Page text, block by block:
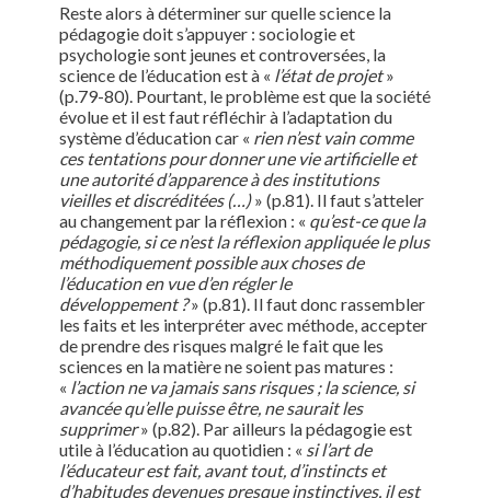
Reste alors à déterminer sur quelle science la
pédagogie doit s’appuyer : sociologie et
psychologie sont jeunes et controversées, la
science de l’éducation est à « l’état de projet»
(p.79-80). Pourtant, le problème est que la société
évolue et il est faut réfléchir à l’adaptation du
système d’éducation car « rien n’est vain comme
ces tentations pour donner une vie artificielle et
une autorité d’apparence à des institutions
vieilles et discréditées (…)» (p.81). Il faut s’atteler
au changement par la réflexion : « qu’est-ce que la
pédagogie, si ce n’est la réflexion appliquée le plus
méthodiquement possible aux choses de
l’éducation en vue d’en régler le
développement ?» (p.81). Il faut donc rassembler
les faits et les interpréter avec méthode, accepter
de prendre des risques malgré le fait que les
sciences en la matière ne soient pas matures :
« l’action ne va jamais sans risques ; la science, si
avancée qu’elle puisse être, ne saurait les
supprimer» (p.82). Par ailleurs la pédagogie est
utile à l’éducation au quotidien : « si l’art de
l’éducateur est fait, avant tout, d’instincts et
d’habitudes devenues presque instinctives, il est